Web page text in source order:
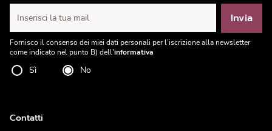
Inserisci la tua mail Invia
Fornisco il consenso dei miei dati personali per l’iscrizione alla newsletter
come indicato nel punto B) dell'informativa
Sì No
Contatti